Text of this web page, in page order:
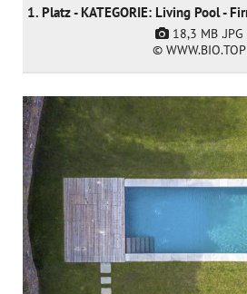
18,3 MB .JPG
© WWW.BIO.TOP